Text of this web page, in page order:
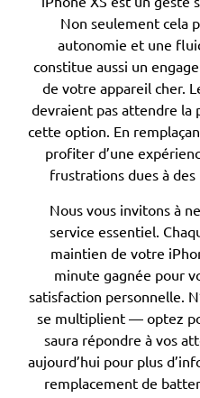
D'IPHONE
XS ?
Le coût peut
varier en
fonction de
certains
facteurs, mais,
proposons des
tarifs
compétitifs qui
incluent la
garantie sur la
nouvelle
batterie.
SI ELLE
A
MOINS
DE 80%
DE
CAPACITÉ
?
Oui, il est
recommandé
de
remplacer
votre
batterie
lorsque sa
capacité est
inférieure à
80%, afin
REMPLACER
UNE
BATTERIE
?
La plupart des
remplacements
de batterie se
de 30 minutes
dans notre
boutique, sans
besoin de
rendez-vous.
POUR
VOS
?
Absolument,
nous
n’utilisons que
certifiées par
Apple pour
garantir la
performance
et la sécurité
de votre
iPhone XS.
LA
GARANTIE
DE MON
IPHONE ?
Un
remplacement
effectué par un
avec des pièces
certifiées ne
devrait pas
annuler la
garantie de
l'appareil.
Cliquer ici
Non seulement cela
autonomie et une
constitue aussi un
de votre appareil cher.
devraient pas attendre la
cette option. En
profiter d’une
frustrations dues à
Nous vous invitons à
service essentiel.
maintien de votre
minute gagnée pour
satisfaction personnelle.
se multiplient — optez
saura répondre à vos
aujourd’hui pour plus
remplacement de